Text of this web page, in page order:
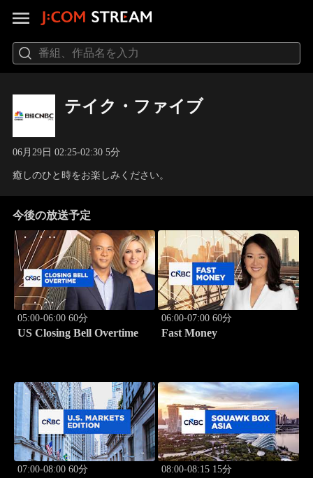
テイク・ファイブ
06月29日 02:25-02:30 5分
癒しのひと時をお楽しみください。
今後の放送予定
05:00-06:00 60分
US Closing Bell Overtime
06:00-07:00 60分
Fast Money
07:00-08:00 60分 08:00-08:15 15分